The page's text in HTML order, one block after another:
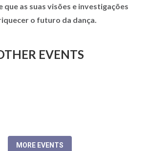
as suas visões e investigações
o futuro da dança.
EVENTS
MORE EVENTS